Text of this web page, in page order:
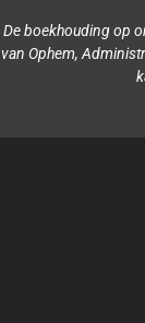
De boekhouding op
van Ophem,